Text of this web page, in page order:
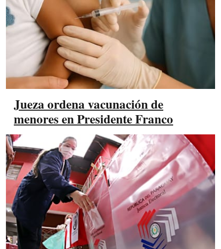
Jueza ordena vacunación de
menores en Presidente Franco